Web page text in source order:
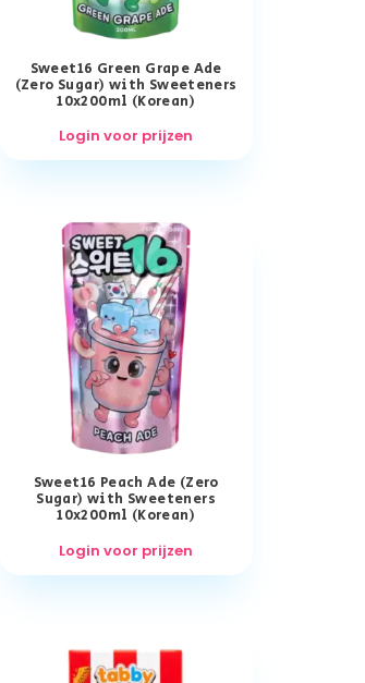
Sweet16 Green Grape Ade
(Zero Sugar) with Sweeteners
10x200ml (Korean)
Login voor prijzen
Sweet16 Peach Ade (Zero
Sugar) with Sweeteners
10x200ml (Korean)
Login voor prijzen